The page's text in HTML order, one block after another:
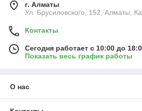
г. Алматы
Ул. Брусиловского, 152, Алматы,
Контакты
Сегодня работает с 10:00 до
Показать весь график работы
О нас